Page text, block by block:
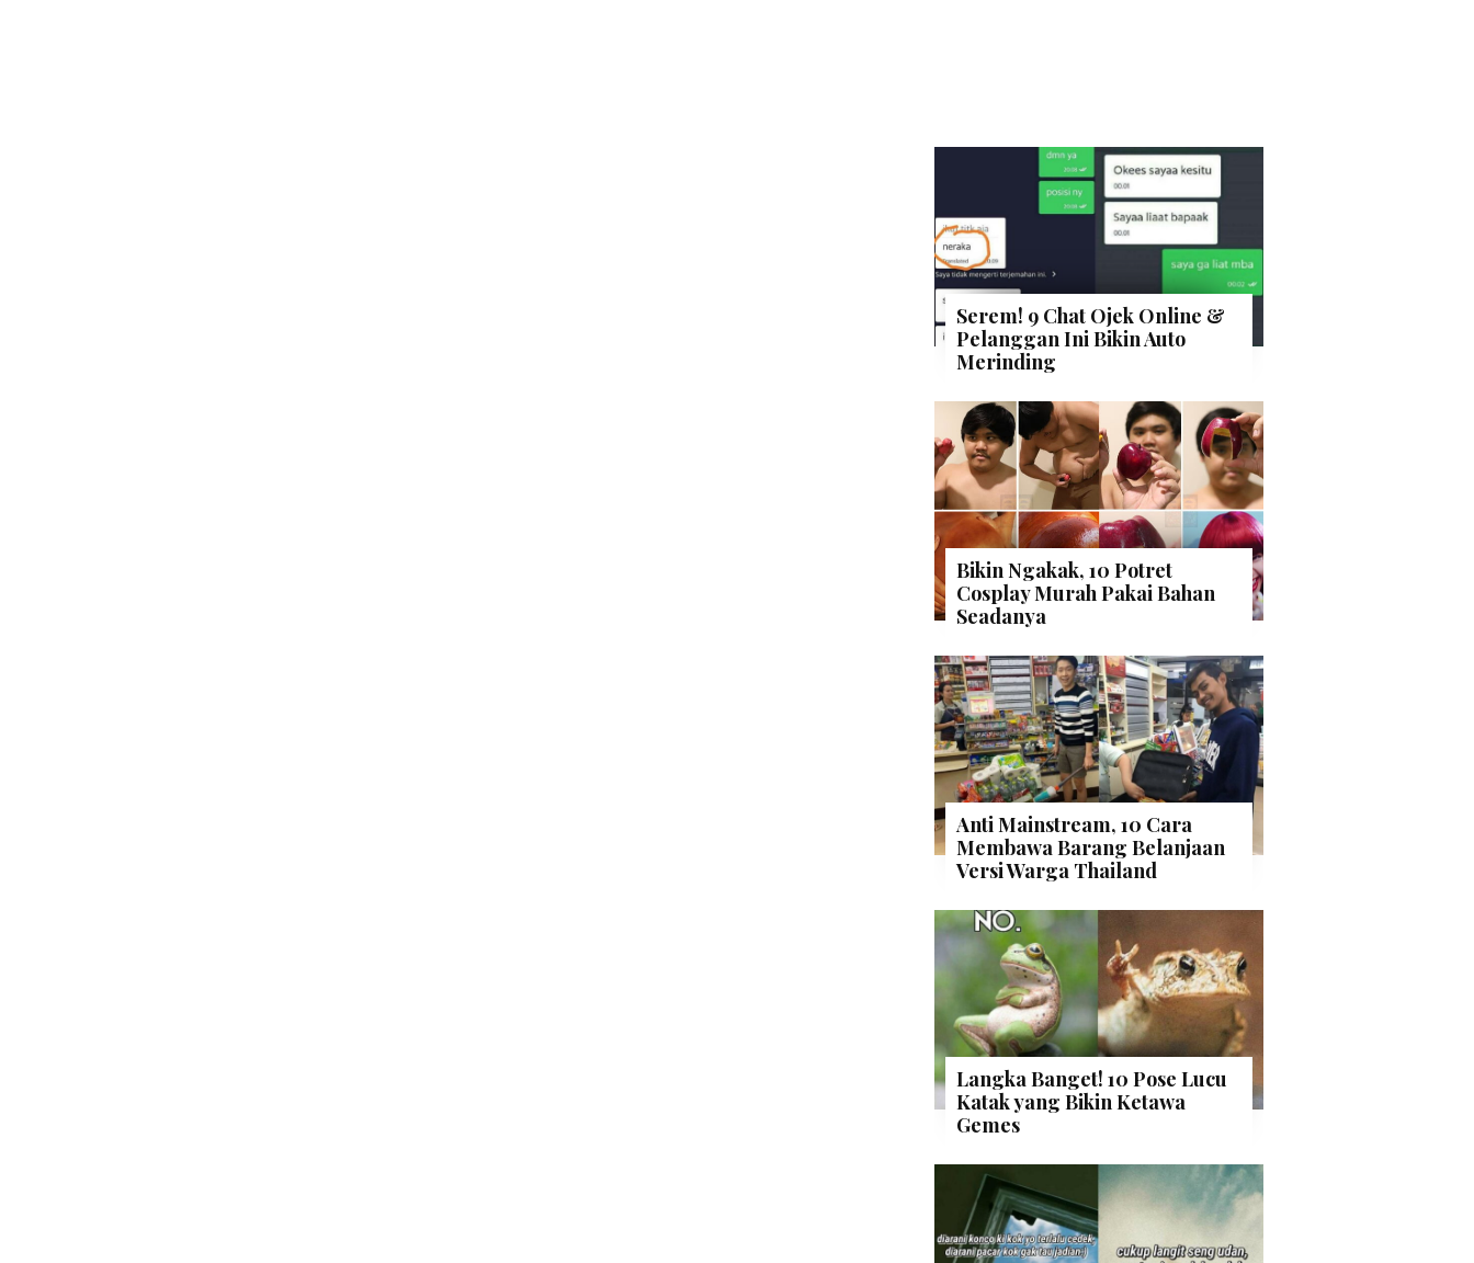
Serem! 9 Chat Ojek Online &
Pelanggan Ini Bikin Auto
Merinding
Bikin Ngakak, 10 Potret
Cosplay Murah Pakai Bahan
Seadanya
Anti Mainstream, 10 Cara
Membawa Barang Belanjaan
Versi Warga Thailand
Langka Banget! 10 Pose Lucu
Katak yang Bikin Ketawa
Gemes